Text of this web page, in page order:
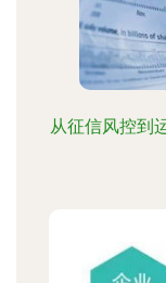
从征信风控到